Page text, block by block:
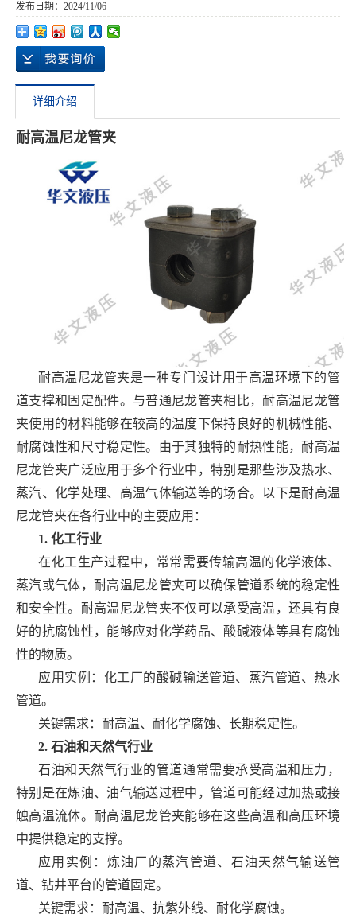
发布日期： 2024/11/06
详细介绍
耐高温尼龙管夹
耐高温尼龙管夹是一种专门设计用于高温环境下的管
道支撑和固定配件。与普通尼龙管夹相比，耐高温尼龙管
夹使用的材料能够在较高的温度下保持良好的机械性能、
耐腐蚀性和尺寸稳定性。由于其独特的耐热性能，耐高温
尼龙管夹广泛应用于多个行业中，特别是那些涉及热水、
蒸汽、化学处理、高温气体输送等的场合。以下是耐高温
尼龙管夹在各行业中的主要应用：
1. 化工行业
在化工生产过程中，常常需要传输高温的化学液体、
蒸汽或气体，耐高温尼龙管夹可以确保管道系统的稳定性
和安全性。耐高温尼龙管夹不仅可以承受高温，还具有良
好的抗腐蚀性，能够应对化学药品、酸碱液体等具有腐蚀
性的物质。
应用实例：化工厂的酸碱输送管道、蒸汽管道、热水
管道。
关键需求：耐高温、耐化学腐蚀、长期稳定性。
2. 石油和天然气行业
石油和天然气行业的管道通常需要承受高温和压力，
特别是在炼油、油气输送过程中，管道可能经过加热或接
触高温流体。耐高温尼龙管夹能够在这些高温和高压环境
中提供稳定的支撑。
应用实例：炼油厂的蒸汽管道、石油天然气输送管
道、钻井平台的管道固定。
关键需求：耐高温、抗紫外线、耐化学腐蚀。